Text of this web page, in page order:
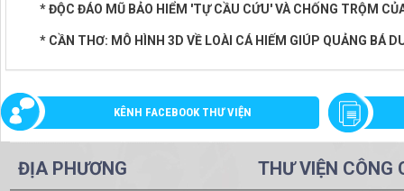
* ĐỘC ĐÁO MŨ BẢO HIỂM 'TỰ CẦU CỨU' VÀ CHỐNG TRỘM
* CẦN THƠ: MÔ HÌNH 3D VỀ LOÀI CÁ HIẾM GIÚP QUẢNG BÁ
KÊNH FACEBOOK THƯ VIỆN
ĐỊA PHƯƠNG THƯ VIỆN CÔNG